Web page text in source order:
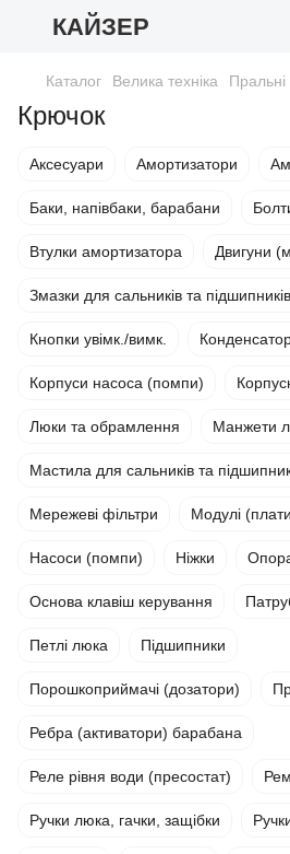
КАЙЗЕР
Каталог Велика техніка
Крючок
Аксесуари Амортизатори
Баки, напівбаки, барабани
Втулки амортизатора Двигуни
Змазки для сальників та підшипників
Кнопки увімк./вимк.
Корпуси насоса (помпи)
Люки та обрамлення Манжети
Мастила для сальників та
Мережеві фільтри Модулі
Насоси (помпи) Ніжки
Основа клавіш керування
Петлі люка Підшипники
Порошкоприймачі (дозатори)
Ребра (активатори) барабана
Реле рівня води (пресостат)
Ручки люка, гачки, защібки